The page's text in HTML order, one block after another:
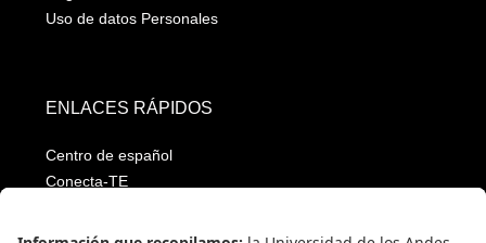
Uso de datos Personales
ENLACES RÁPIDOS
Centro de español
Conecta-TE
Emergencias: Extensión 0000